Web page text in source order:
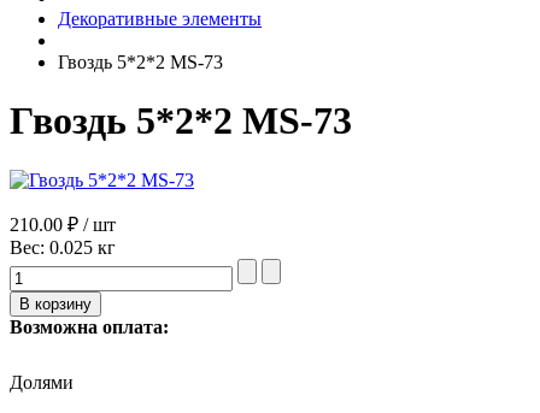
Декоративные элементы
Гвоздь 5*2*2 MS-73
Гвоздь 5*2*2 MS-73
210.00 ₽ / шт
Вес: 0.025 кг
Возможна оплата:
Долями